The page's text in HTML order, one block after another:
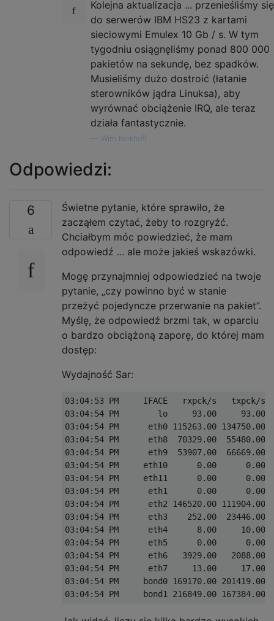
Kolejna aktualizacja ... przenieśliśmy się
do serwerów IBM HS23 z kartami
sieciowymi Emulex 10 Gb / s. W tym
tygodniu osiągnęliśmy ponad 800 000
pakietów na sekundę, bez spadków.
Musieliśmy dużo dostroić (łatanie
sterowników jądra Linuksa), aby
wyrównać obciążenie IRQ, ale teraz
działa fantastycznie.
Wim Kerkhoff
Odpowiedzi:
6
Świetne pytanie, które sprawiło, że
zacząłem czytać, żeby to rozgryźć.
Chciałbym móc powiedzieć, że mam
odpowiedź ... ale może jakieś wskazówki.
Mogę przynajmniej odpowiedzieć na twoje
pytanie, „czy powinno być w stanie
przeżyć pojedyncze przerwanie na pakiet”.
Myślę, że odpowiedź brzmi tak, w oparciu
o bardzo obciążoną zaporę, do której mam
dostęp:
Wydajność Sar:
03:04:53 PM     IFACE   rxpck/s   txpck/
03:04:54 PM        lo     93.00
03:04:54 PM      eth0 115263.00
03:04:54 PM      eth8  70329.00
03:04:54 PM      eth9  53907.00
03:04:54 PM     eth10      0.00
03:04:54 PM     eth11      0.00
03:04:54 PM      eth1      0.00
03:04:54 PM      eth2 146520.00
03:04:54 PM      eth3    252.00
03:04:54 PM      eth4      8.00
03:04:54 PM      eth5      0.00
03:04:54 PM      eth6   3929.00
03:04:54 PM      eth7     13.00
03:04:54 PM     bond0 169170.00